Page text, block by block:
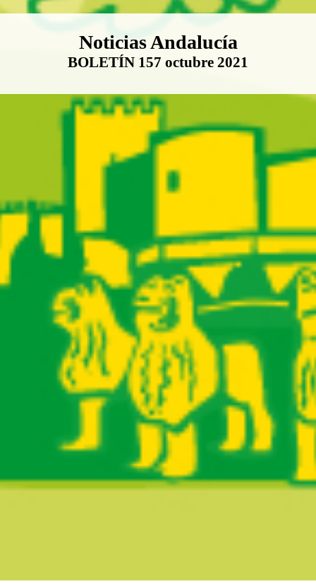
Boletín Noticias Andalucía
Noticias Andalucía
BOLETÍN 157 octubre 2021